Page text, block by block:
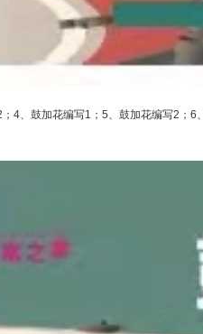
4、鼓加花编写1；5、鼓加花编写2；